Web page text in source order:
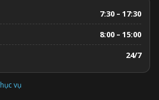
7:30 – 17:30
8:00 – 15:00
24/7
vụ